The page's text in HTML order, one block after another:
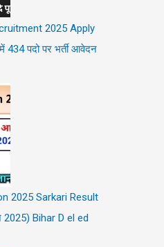
2025 Apply
434 पदो पर भर्ती आवेदन
2025 Sarkari Result
2025) Bihar D el ed